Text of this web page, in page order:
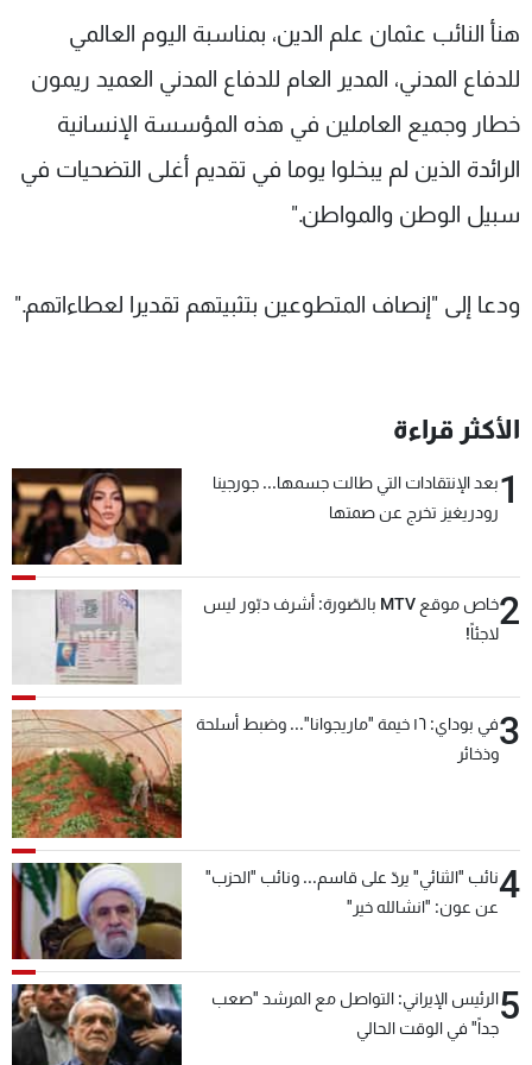
هنأ النائب عثمان علم الدين، بمناسبة اليوم العالمي
للدفاع المدني، المدير العام للدفاع المدني العميد ريمون
خطار وجميع العاملين في هذه المؤسسة الإنسانية
الرائدة الذين لم يبخلوا يوما في تقديم أغلى التضحيات في
سبيل الوطن والمواطن."
ودعا إلى "إنصاف المتطوعين بتثبيتهم تقديرا لعطاءاتهم."
الأكثر قراءة
1بعد الإنتقادات التي طالت جسمها... جورجينا
رودريغيز تخرج عن صمتها
2
خاص موقع MTV بالصّورة: أشرف دبّور ليس
لاجئاً!
3
في بوداي: ١٦ خيمة "ماريجوانا"... وضبط أسلحة
وذخائر
4نائب "الثنائي" يردّ على قاسم... ونائب "الحزب"
عن عون: "انشالله خير"
5الرئيس الإيراني: التواصل مع المرشد "صعب
جداً" في الوقت الحالي
شاهد البرامج
عن MTV
الإنـتـاج
لاعلاناتكم
وظائف
تواصل معنا
شروط الإسـتخدام